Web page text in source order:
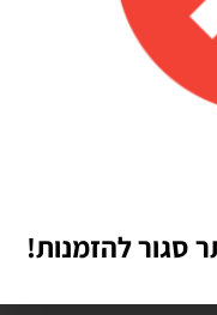
סגור להזמנות!